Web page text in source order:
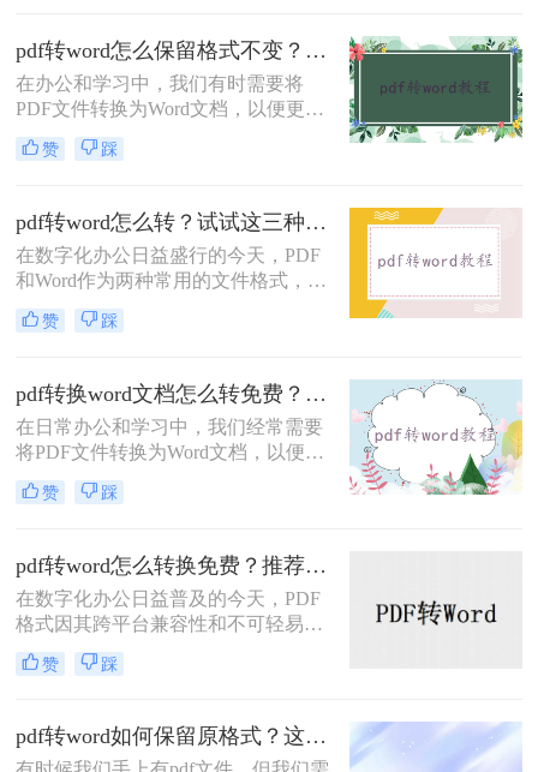
Word文档格式混乱。那么电脑pdf怎
么转换成word格式不变呢？为了解决
这一问题，本文将介绍四种实用的方
法，帮助你在电脑上将PDF转换为
Word，同时保持格式不变。
pdf转word怎么保留格式不变？这3种方法，任你选择！
​在办公和学习中，我们有时需要将
PDF文件转换为Word文档，以便更好
地编辑和修改内容。然而，很多转换
工具在转换过程中往往无法完全保留
文档格式混乱。为了解决pdf转word怎
么保留格式不变问题，本文将介绍三
种实用的方法，帮助你在将PDF转换
为Word时保留格式不变。
赞 踩
pdf转word怎么转？试试这三种简单实用方法！
在数字化办公日益盛行的今天，PDF
和Word作为两种常用的文件格式，各
自拥有其独特的优势。PDF文件因其
跨平台兼容性和不可轻易编辑的特
Word文件则以其强大的编辑功能和丰
富的格式设置，成为办公文档的首
选。然而，在实际应用中，我们常常
需要将PDF文件转换为Word文档，以
便进行进一步的编辑和修改。那么pdf
转word怎么转呢？本文将为您详细介
赞 踩
pdf转换word文档怎么转免费？这三个方法分享给你！
在日常办公和学习中，我们经常需要
将PDF文件转换为Word文档，以便于
编辑和修改内容。虽然市面上有很多
专业的PDF转Word工具，但不少用户
么pdf转换word文档怎么转免费呢？本
文将介绍三种免费的PDF转Word方
法，帮助您轻松实现文件格式转换。
赞 踩
pdf转word怎么转换免费？推荐这三种方法给你！
在数字化办公日益普及的今天，PDF
格式因其跨平台兼容性和不可轻易编
辑的特性，成为文件传输和共享的常
用格式。然而，当需要修改PDF中的
时，很多用户会发现这一任务并不容
易。幸运的是，存在多种免费的方法
赞 踩
pdf转word如何保留原格式？这三个实用方法一定能帮到你！